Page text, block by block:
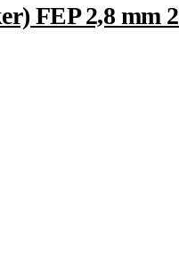
FEP 2,8 mm